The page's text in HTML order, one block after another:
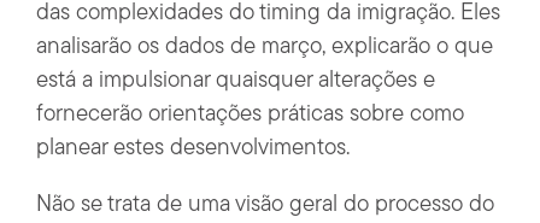
das complexidades do timing da imigração. Eles
analisarão os dados de março, explicarão o que
está a impulsionar quaisquer alterações e
fornecerão orientações práticas sobre como
planear estes desenvolvimentos.
Não se trata de uma visão geral do processo do